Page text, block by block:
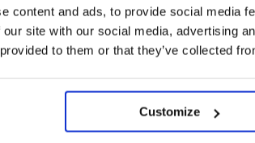
content and ads, to provide social media
site with our social media, advertising
to them or that they’ve collected
Customize